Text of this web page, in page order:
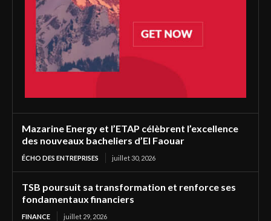
Mazarine Energy et l’ETAP célèbrent l’excellence
des nouveaux bacheliers d’El Faouar
ÉCHO DES ENTREPRISES juillet 30, 2026
TSB poursuit sa transformation et renforce ses
fondamentaux financiers
FINANCE juillet 29, 2026